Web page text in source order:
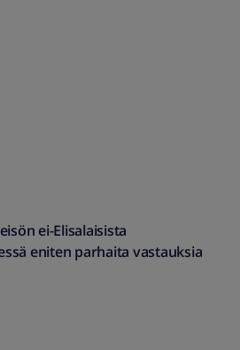
ei-Elisalaisista
eniten parhaita vastauksia